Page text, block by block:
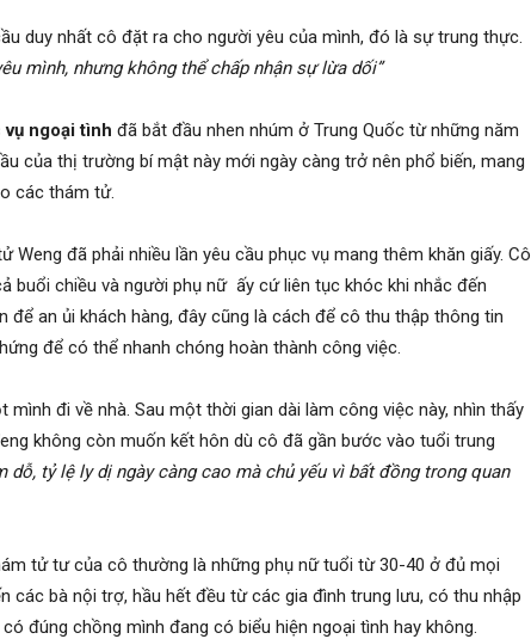
duy nhất cô đặt ra cho người yêu của mình, đó là sự trung thực.
mình, nhưng không thể chấp nhận sự lừa dối”
ngoại tình đã bắt đầu nhen nhúm ở Trung Quốc từ những năm
của thị trường bí mật này mới ngày càng trở nên phổ biến, mang
các thám tử.
Weng đã phải nhiều lần yêu cầu phục vụ mang thêm khăn giấy. Cô
buổi chiều và người phụ nữ ấy cứ liên tục khóc khi nhắc đến
để an ủi khách hàng, đây cũng là cách để cô thu thập thông tin
để có thể nhanh chóng hoàn thành công việc.
mình đi về nhà. Sau một thời gian dài làm công việc này, nhìn thấy
không còn muốn kết hôn dù cô đã gần bước vào tuổi trung
dỗ, tỷ lệ ly dị ngày càng cao mà chủ yếu vì bất đồng trong quan
tử tư của cô thường là những phụ nữ tuổi từ 30-40 ở đủ mọi
các bà nội trợ, hầu hết đều từ các gia đình trung lưu, có thu nhập
đúng chồng mình đang có biểu hiện ngoại tình hay không.